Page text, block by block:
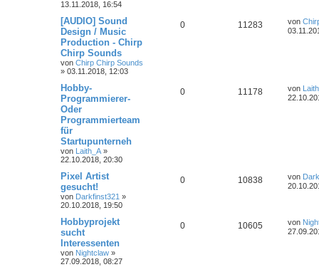
13.11.2018, 16:54
[AUDIO] Sound
Design / Music
Production - Chirp
Chirp Sounds
von Chirp Chirp Sounds
» 03.11.2018, 12:03
0 11283 von
Hobby-
Programmierer-
Oder
Programmierteam
für
Startupunterneh
von Laith_A »
22.10.2018, 20:30
0 11178 von
Pixel Artist
gesucht!
von Darkfinst321 »
20.10.2018, 19:50
0 10838 von
Hobbyprojekt
sucht
Interessenten
von Nightclaw »
27.09.2018, 08:27
0 10605 von